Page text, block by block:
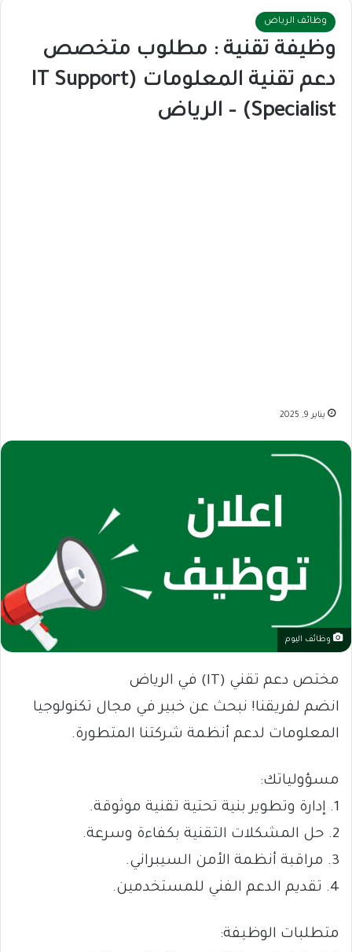
وظائف الرياض
وظيفة تقنية : مطلوب متخصص
دعم تقنية المعلومات (IT Support
Specialist) – الرياض
يناير 9, 2025
وظائف اليوم
مختص دعم تقني (IT) في الرياض
انضم لفريقنا! نبحث عن خبير في مجال تكنولوجيا
المعلومات لدعم أنظمة شركتنا المتطورة.
مسؤولياتك:
1. إدارة وتطوير بنية تحتية تقنية موثوقة.
2. حل المشكلات التقنية بكفاءة وسرعة.
3. مراقبة أنظمة الأمن السيبراني.
4. تقديم الدعم الفني للمستخدمين.
متطلبات الوظيفة: